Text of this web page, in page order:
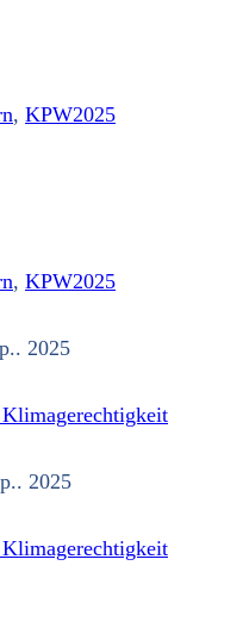
, KPW2025
, KPW2025
2025
2025